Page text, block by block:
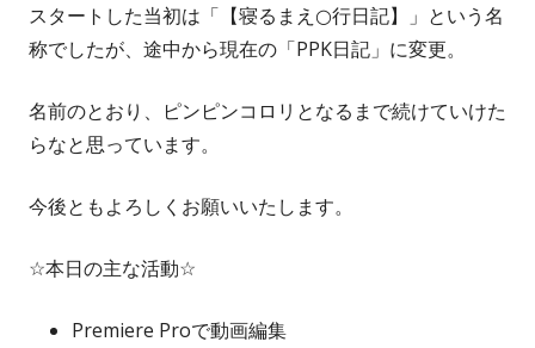
スタートした当初は「【寝るまえ○行日記】」という名
称でしたが、途中から現在の「PPK日記」に変更。
名前のとおり、ピンピンコロリとなるまで続けていけた
らなと思っています。
今後ともよろしくお願いいたします。
☆本日の主な活動☆
Premiere Proで動画編集